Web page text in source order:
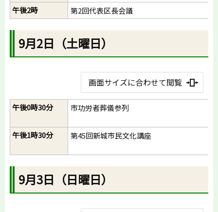
午後2時
第2回代表区長会議
9月2日（土曜日）
画面サイズに合わせて閲覧
午後0時30分 市功労者葬儀参列
午後1時30分 第45回新城市民文化講座
9月3日（日曜日）